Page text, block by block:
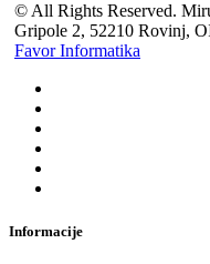
© All Rights Reserved.
Gripole 2, 52210 Rovinj,
Favor Informatika
Informacije